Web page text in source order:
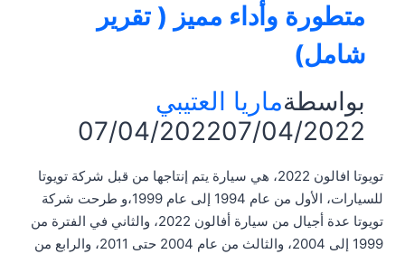
متطورة وأداء مميز ( تقرير
شامل)
بواسطةماريا العتيبي
07/04/202207/04/2022
تويوتا افالون 2022، هي سيارة يتم إنتاجها من قبل شركة تويوتا
للسيارات، الأول من عام 1994 إلى عام 1999،و طرحت شركة
تويوتا عدة أجيال من سيارة أفالون 2022، والثاني في الفترة من
1999 إلى 2004، والثالث من عام 2004 حتى 2011، والرابع من